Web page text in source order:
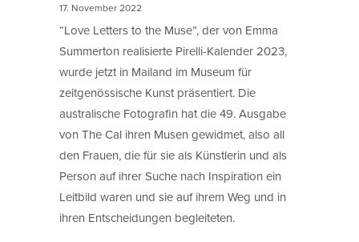
17. November 2022
“Love Letters to the Muse”, der von Emma
Summerton realisierte Pirelli-Kalender 2023,
wurde jetzt in Mailand im Museum für
zeitgenössische Kunst präsentiert. Die
australische Fotografin hat die 49. Ausgabe
von The Cal ihren Musen gewidmet, also all
den Frauen, die für sie als Künstlerin und als
Person auf ihrer Suche nach Inspiration ein
Leitbild waren und sie auf ihrem Weg und in
ihren Entscheidungen begleiteten.